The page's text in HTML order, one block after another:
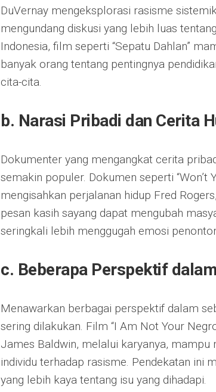
DuVernay mengeksplorasi rasisme
mengundang diskusi yang lebih luas
Indonesia, film seperti “Sepatu Dahlan”
banyak orang tentang pentingnya
cita-cita.
b. Narasi Pribadi dan Cerita
Dokumenter yang mengangkat cerita
semakin populer. Dokumen seperti “Won’t
mengisahkan perjalanan hidup Fred
pesan kasih sayang dapat mengubah
seringkali lebih menggugah emosi
c. Beberapa Perspektif
Menawarkan berbagai perspektif dalam
sering dilakukan. Film “I Am Not Your
James Baldwin, melalui karyanya, mampu
individu terhadap rasisme. Pendekatan ini
yang lebih kaya tentang isu yang dihadapi.